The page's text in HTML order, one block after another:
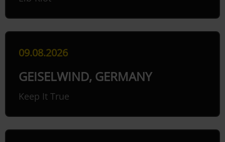
09.08.2026
GEISELWIND, GERMANY
Keep It True